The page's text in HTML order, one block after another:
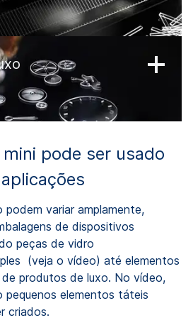
mini pode ser usado
podem variar amplamente,
de dispositivos
peças de vidro
(veja o vídeo) até elementos
produtos de luxo. No vídeo,
pequenos elementos táteis
criados.